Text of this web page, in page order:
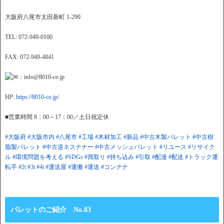
大阪府八尾市太田新町 1-290
TEL: 072-949-0100
FAX: 072-949-4841
：info@8010-co.jp
HP: https://8010-co.jp/
■営業時間 8：00～17：00／土日祝定休
#大阪府 #大阪市内 #八尾市 #工場 #木材加工 #新品 #中古木製パレット #中古樹
脂製パレット #中古逆ネステナー #中古メッシュパレット #リユース #リサイク
ル #環境問題を考える #SDGs #買取り #持ち込み #引取 #配達 #配送 #トラック運
転手 #2t #3t #4t #運送屋 #運搬 #運送 #コンテナ
パレットのご紹介 No.83